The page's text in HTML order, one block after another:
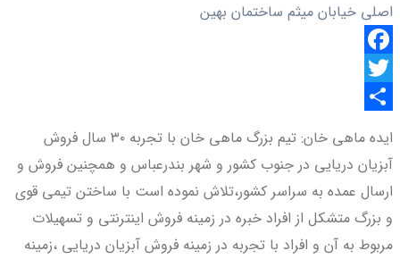
اصلی خیابان میثم ساختمان بهین
Facebook
Twitter
گذاری
ایده ماهی خان: تیم بزرگ ماهی خان با تجربه ۳۰ سال فروش
آبزیان دریایی در جنوب کشور و شهر بندرعباس و همچنین فروش و
ارسال عمده به سراسر کشور،تلاش نموده است با ساختن تیمی قوی
و بزرگ متشکل از افراد خبره در زمینه فروش اینترنتی و تسهیلات
مربوط به آن و افراد با تجربه در زمینه فروش آبزیان دریایی ،زمینه